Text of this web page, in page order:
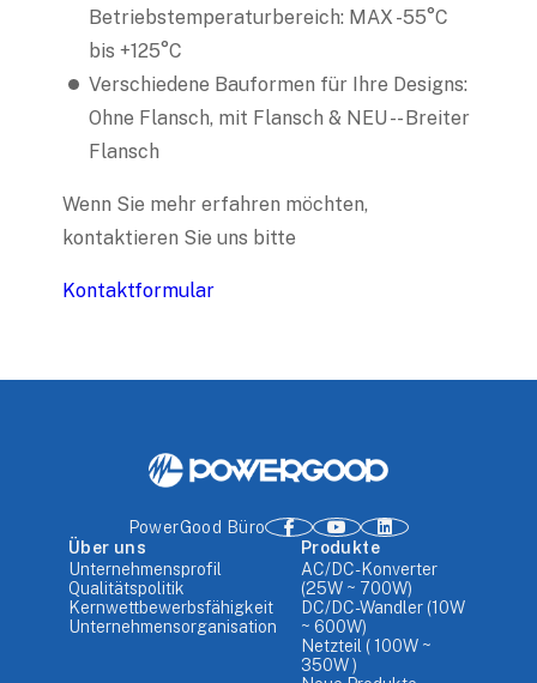
Betriebstemperaturbereich: MAX -55°C
bis +125°C
Verschiedene Bauformen für Ihre Designs:
Ohne Flansch, mit Flansch & NEU -- Breiter
Flansch
Wenn Sie mehr erfahren möchten,
kontaktieren Sie uns bitte
Kontaktformular
PowerGood Büro
Über uns
Unternehmensprofil
Qualitätspolitik
Kernwettbewerbsfähigkeit
Unternehmensorganisation
Produkte
AC/DC-Konverter
(25W ~ 700W)
DC/DC-Wandler (10W
~ 600W)
Netzteil ( 100W ~
350W )